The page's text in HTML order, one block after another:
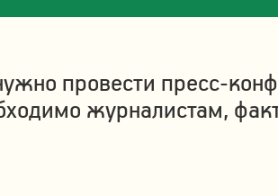
провести пресс-
журналистам,